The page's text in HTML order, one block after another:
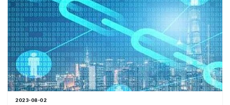
2023-08-02